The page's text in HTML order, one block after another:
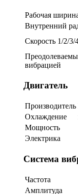
Рабочая
Внутренний
Скорость 1/2/3/
вибрацией
Двигатель
Производитель
Охлаждение
Мощность
Электрика
Система
Частота
Амплитуда